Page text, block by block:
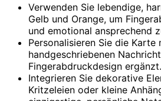
Verwenden Sie lebendige,
Gelb und Orange, um
und emotional ansprechend
Personalisieren Sie die
handgeschriebenen
Fingerabdruckdesign ergänzt.
Integrieren Sie dekorative
Kritzeleien oder kleine